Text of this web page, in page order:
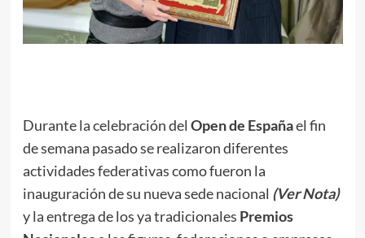
Durante la celebración del Open de Españael fin
de semana pasado se realizaron diferentes
actividades federativas como fueron la
inauguración de su nueva sede nacional (Ver Nota)
y la entrega de los ya tradicionales Premios